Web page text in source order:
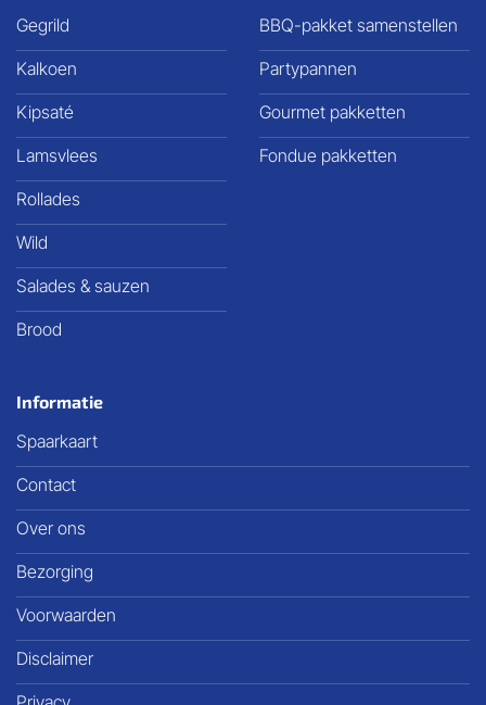
Gegrild
Kalkoen
Kipsaté
Lamsvlees
Rollades
Wild
Salades & sauzen
Brood
BBQ-pakket samenstellen
Partypannen
Gourmet pakketten
Fondue pakketten
Informatie
Spaarkaart
Contact
Over ons
Bezorging
Voorwaarden
Disclaimer